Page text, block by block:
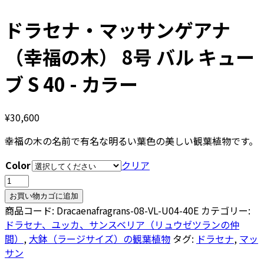
ドラセナ・マッサンゲアナ
（幸福の木） 8号 バル キュー
ブ S 40 - カラー
¥30,600
幸福の木の名前で有名な明るい葉色の美しい観葉植物です。
Color
クリア
ド
ラ
セ
ナ・
マ
ッ
お買い物カゴに追加
商品コード: Dracaenafragrans-08-VL-U04-40E カテゴリー:
ドラセナ、ユッカ、サンスベリア（リュウゼツランの仲
間） , 大鉢（ラージサイズ）の観葉植物 タグ: ドラセナ, マッ
サン